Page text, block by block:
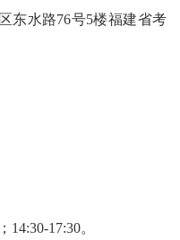
水路76号5楼福建省考
17:30。